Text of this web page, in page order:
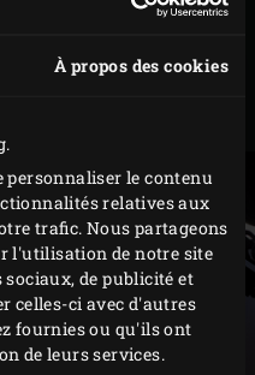
À propos des cookies
personnaliser le contenu
relatives aux
trafic. Nous partageons
l'utilisation de notre site
de publicité et
celles-ci avec d'autres
fournies ou qu'ils ont
de leurs services.
et les haricots rouges.
finement l’ail. Coupez